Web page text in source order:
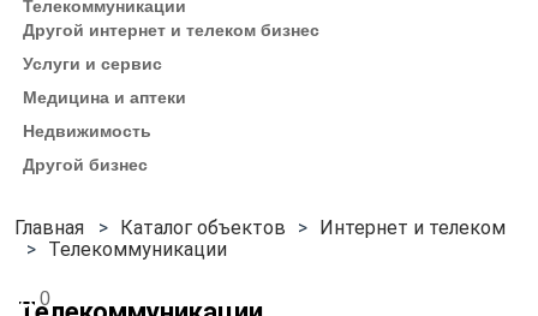
Телекоммуникации
Другой интернет и телеком бизнес
Услуги и сервис
Медицина и аптеки
Недвижимость
Другой бизнес
Каталог объектов
Интернет и телеком
Телекоммуникации
0